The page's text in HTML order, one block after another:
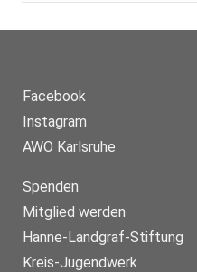
um Fragen der
verändern würden, neue
Treffen finden über Zoom
Anmeldung ist nicht
den Link unten direkt in die
sind frei, die Kamera ein-
dem Gespräch zu
entsprechend der
Facebook
Instagram
AWO Karlsruhe
Spenden
Mitglied werden
Hanne-Landgraf-Stiftung
Kreis-Jugendwerk